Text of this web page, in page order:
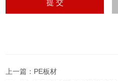
上一篇： PE板材